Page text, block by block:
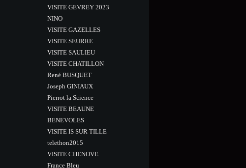
VISITE GEVREY 2023
NINO
VISITE GAZELLES
VISITE SEURRE
VISITE SAULIEU
VISITE CHATILLON
René BUSQUET
Joseph GINIAUX
Pierrot la Science
VISITE BEAUNE
BENEVOLES
VISITE IS SUR TILLE
telethon2015
VISITE CHENOVE
France Bleu